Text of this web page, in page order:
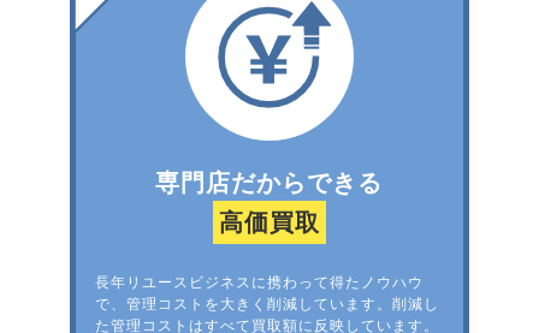
専門店だからできる
高価買取
長年リユースビジネスに携わって得たノウハウ
で、管理コストを大きく削減しています。削減し
た管理コストはすべて買取額に反映しています。